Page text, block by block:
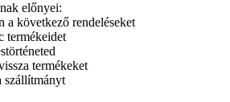
előnyei:
a következő rendeléseket
termékeidet
termékeket
szállítmányt